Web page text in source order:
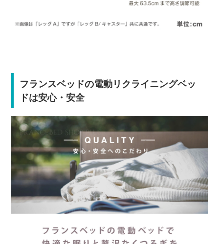
フランスベッドの電動リクライニングベッ
ドは安心・安全